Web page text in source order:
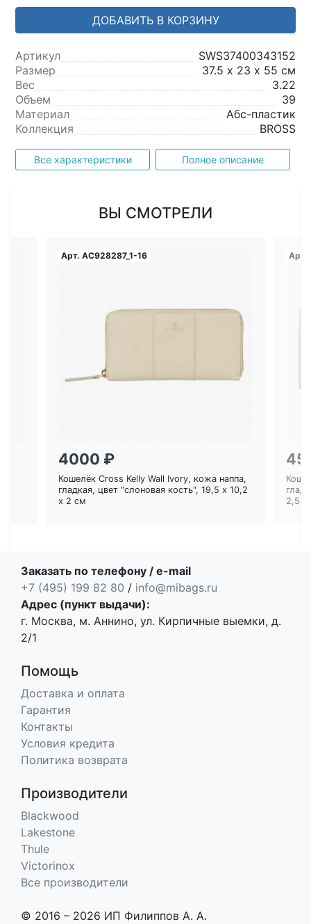
ДОБАВИТЬ В КОРЗИНУ
Артикул
SWS37400343152
Размер
37.5 х 23 х 55 см
Вес
3.22
Объем
39
Материал
Абс-пластик
Коллекция
BROSS
Все характеристики Полное описание
ВЫ СМОТРЕЛИ
Арт. AC928287_1-16
4000 ₽
Кошелёк Cross Kelly Wall Ivory, кожа наппа,
гладкая, цвет "слоновая кость", 19,5 x 10,2
x 2 см
Арт.
2,5
Заказать по телефону / e-mail
+7 (495) 199 82 80 / info@mibags.ru
Адрес (пункт выдачи):
г. Москва, м. Аннино, ул. Кирпичные выемки, д.
2/1
Помощь
Доставка и оплата
Гарантия
Контакты
Условия кредита
Политика возврата
Производители
Blackwood
Lakestone
Thule
Victorinox
Все производители
© 2016 – 2026 ИП Филиппов А. А.